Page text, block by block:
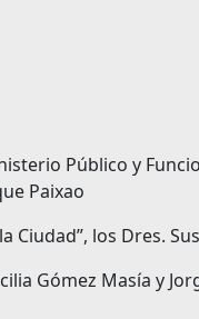
Público y
Paixao
Ciudad”, los Dres.
Gómez Masía y